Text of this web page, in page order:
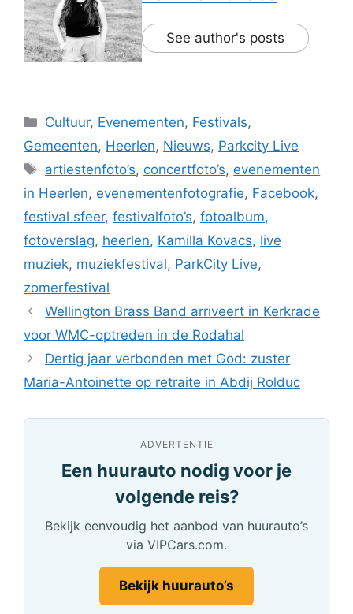
See author's posts
Categorieën
Cultuur, Evenementen, Festivals,
Gemeenten, Heerlen, Nieuws, Parkcity Live
Tags
artiestenfoto’s, concertfoto’s, evenementen
in Heerlen, evenementenfotografie, Facebook,
festival sfeer, festivalfoto’s, fotoalbum,
fotoverslag, heerlen, Kamilla Kovacs, live
muziek, muziekfestival, ParkCity Live,
zomerfestival
Wellington Brass Band arriveert in Kerkrade
voor WMC-optreden in de Rodahal
Dertig jaar verbonden met God: zuster
Maria-Antoinette op retraite in Abdij Rolduc
ADVERTENTIE
Een huurauto nodig voor je
volgende reis?
Bekijk eenvoudig het aanbod van huurauto’s
via VIPCars.com.
Bekijk huurauto’s